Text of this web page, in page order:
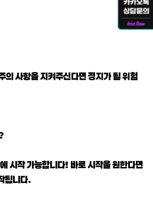
의 사항을 지켜주신다면 정지가 될 위험
시작 가능합니다! 바로 시작을 원한다면
됩니다.